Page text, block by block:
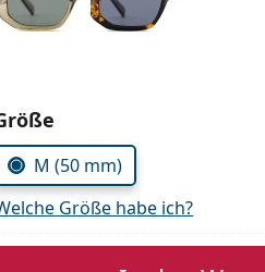
wählen
M (50 mm)
Größe habe ich?